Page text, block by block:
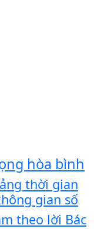
hòa bình
thời gian
gian số
theo lời Bác